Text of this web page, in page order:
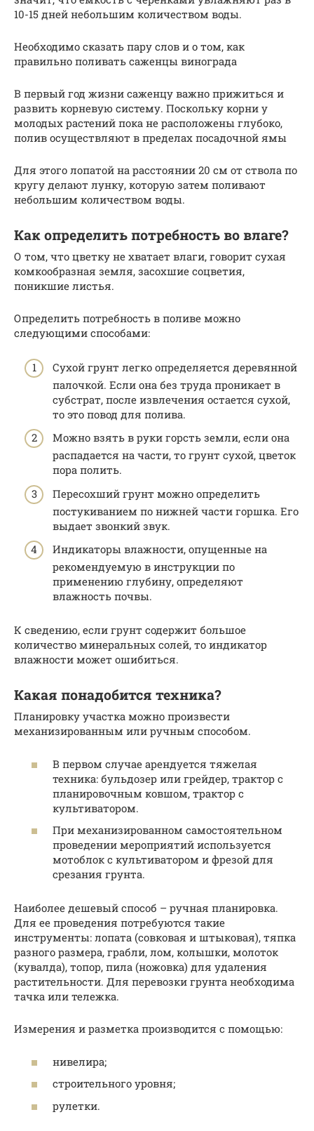
10-15 дней небольшим количеством воды.
Необходимо сказать пару слов и о том, как
правильно поливать саженцы винограда
В первый год жизни саженцу важно прижиться и
развить корневую систему. Поскольку корни у
молодых растений пока не расположены глубоко,
полив осуществляют в пределах посадочной ямы
Для этого лопатой на расстоянии 20 см от ствола по
кругу делают лунку, которую затем поливают
небольшим количеством воды.
Как определить потребность во влаге?
О том, что цветку не хватает влаги, говорит сухая
комкообразная земля, засохшие соцветия,
поникшие листья.
Определить потребность в поливе можно
следующими способами:
Сухой грунт легко определяется деревянной
палочкой. Если она без труда проникает в
субстрат, после извлечения остается сухой,
то это повод для полива.
Можно взять в руки горсть земли, если она
распадается на части, то грунт сухой, цветок
пора полить.
Пересохший грунт можно определить
постукиванием по нижней части горшка. Его
выдает звонкий звук.
Индикаторы влажности, опущенные на
рекомендуемую в инструкции по
применению глубину, определяют
влажность почвы.
К сведению, если грунт содержит большое
количество минеральных солей, то индикатор
влажности может ошибиться.
Какая понадобится техника?
Планировку участка можно произвести
механизированным или ручным способом.
В первом случае арендуется тяжелая
техника: бульдозер или грейдер, трактор с
планировочным ковшом, трактор с
культиватором.
При механизированном самостоятельном
проведении мероприятий используется
мотоблок с культиватором и фрезой для
срезания грунта.
Наиболее дешевый способ – ручная планировка.
Для ее проведения потребуются такие
инструменты: лопата (совковая и штыковая), тяпка
разного размера, грабли, лом, колышки, молоток
(кувалда), топор, пила (ножовка) для удаления
растительности. Для перевозки грунта необходима
тачка или тележка.
Измерения и разметка производится с помощью:
нивелира;
строительного уровня;
рулетки.